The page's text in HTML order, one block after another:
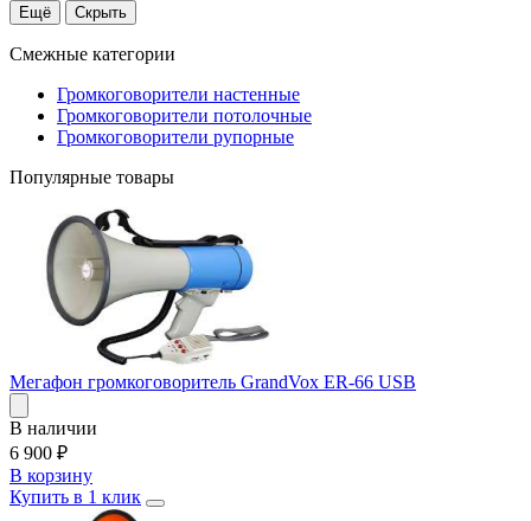
Ещё Скрыть
Смежные категории
Громкоговорители настенные
Громкоговорители потолочные
Громкоговорители рупорные
Популярные товары
Мегафон громкоговоритель GrandVox ER-66 USB
В наличии
6 900 ₽
В корзину
Купить в 1 клик